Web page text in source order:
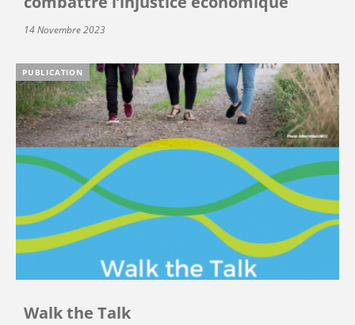
14 Novembre 2023
PUBLICATION
Walk the Talk